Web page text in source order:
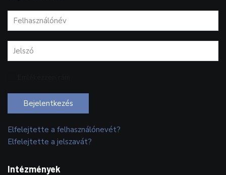
Bejelentkezés
Elfelejtette a felhasználónevét?
Elfelejtette a jelszavát?
Intézmények